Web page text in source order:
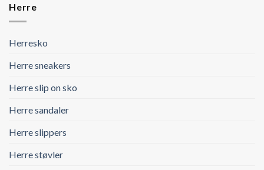
Herre
Herresko
Herre sneakers
Herre slip on sko
Herre sandaler
Herre slippers
Herre støvler